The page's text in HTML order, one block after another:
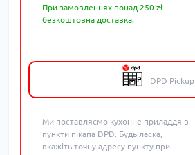
При замовленнях понад 250 zł
безкоштовна доставка.
DPD Pickup
Ми поставляємо кухонне приладдя в
пункти пікапа DPD. Будь ласка,
вкажіть точну адресу пункту при